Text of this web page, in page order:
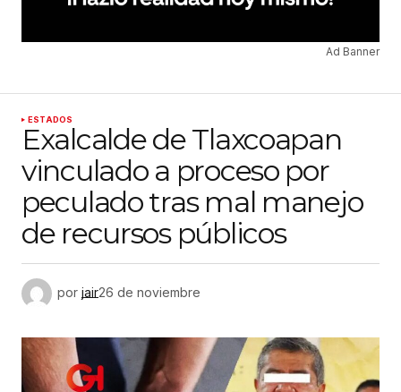
Ad Banner
ESTADOS
Exalcalde de Tlaxcoapan
vinculado a proceso por
peculado tras mal manejo
de recursos públicos
por jair26 de noviembre